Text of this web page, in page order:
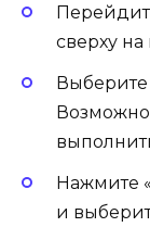
сверху
Выберите
Нажмите
и